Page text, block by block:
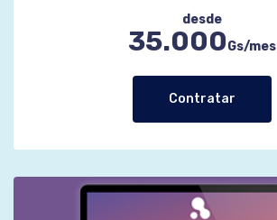
desde
35.000Gs/mes
Contratar